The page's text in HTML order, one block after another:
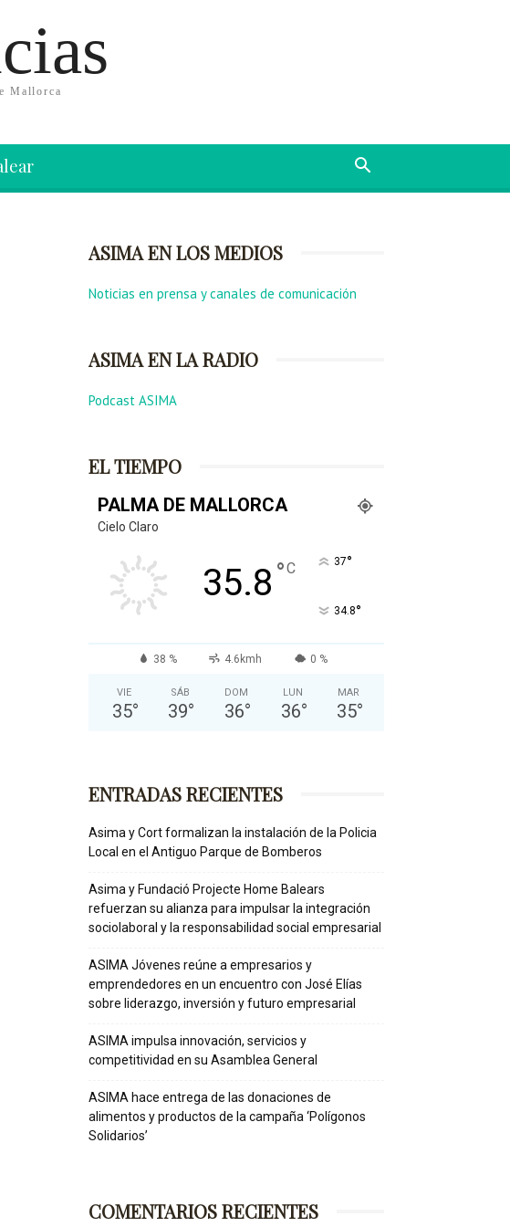
Mallorca
ASIMA EN LOS MEDIOS
Noticias en prensa y canales de comunicación
ASIMA EN LA RADIO
Podcast ASIMA
EL TIEMPO
PALMA DE MALLORCA
Cielo Claro
35.8 °C 37°
34.8°
38 % 4.6kmh 0 %
VIE
35°
SÁB
39°
DOM
36°
LUN
36°
MAR
35°
ENTRADAS RECIENTES
Asima y Cort formalizan la instalación de la Policia
Local en el Antiguo Parque de Bomberos
Asima y Fundació Projecte Home Balears
refuerzan su alianza para impulsar la integración
sociolaboral y la responsabilidad social empresarial
ASIMA Jóvenes reúne a empresarios y
emprendedores en un encuentro con José Elías
sobre liderazgo, inversión y futuro empresarial
ASIMA impulsa innovación, servicios y
competitividad en su Asamblea General
ASIMA hace entrega de las donaciones de
alimentos y productos de la campaña ‘Polígonos
Solidarios’
COMENTARIOS RECIENTES